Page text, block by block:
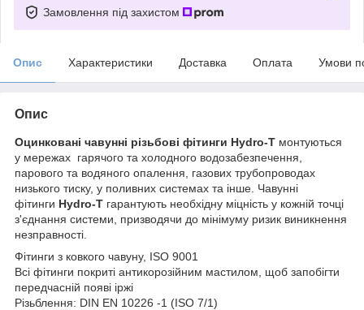
Замовлення під захистом
Опис Характеристики Доставка Оплата Умови
Опис
Оцинковані чавунні різьбові фітинги Hydro-T монтуються
у мережах гарячого та холодного водозабезпечення,
парового та водяного опалення, газових трубопроводах
низького тиску, у поливних системах та інше. Чавунні
фітинги Hydro-T гарантують необхідну міцність у кожній точці
з'єднання системи, призводячи до мінімуму ризик виникнення
незправності.
Фітинги з ковкого чавуну, ISO 9001
Всі фітинги покриті антикорозійним мастилом, щоб запобігти
передчасній появі іржі
Різьблення: DIN EN 10226 -1 (ISO 7/1)